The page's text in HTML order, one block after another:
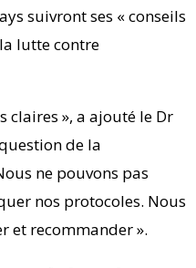
suivront ses « conseils
lutte contre
claires », a ajouté le Dr
de la
ne pouvons pas
nos protocoles. Nous
et recommander ».